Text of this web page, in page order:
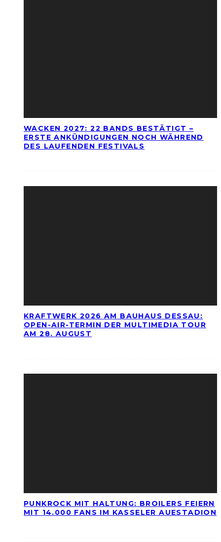
WACKEN 2027: 22 BANDS BESTÄTIGT –
ERSTE ANKÜNDIGUNGEN NOCH WÄHREND
DES LAUFENDEN FESTIVALS
KRAFTWERK 2026 AM BAUHAUS DESSAU:
OPEN-AIR-TERMIN DER MULTIMEDIA TOUR
AM 28. AUGUST
PUNKROCK MIT HALTUNG: BROILERS FEIERN
MIT 14.000 FANS IM KASSELER AUESTADION